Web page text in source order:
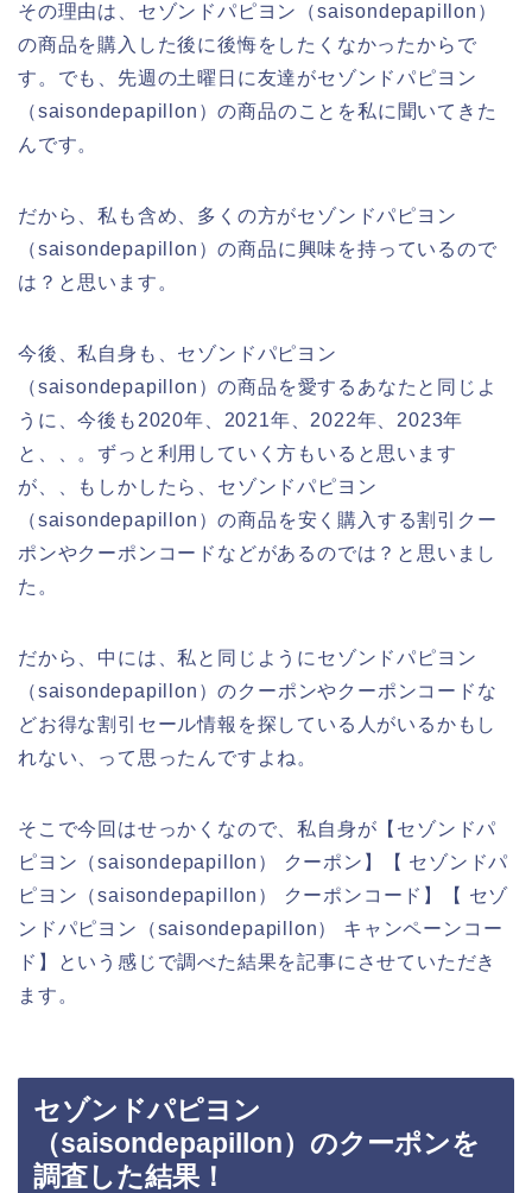
その理由は、セゾンドパピヨン（saisondepapillon）
の商品を購入した後に後悔をしたくなかったからで
す。でも、先週の土曜日に友達がセゾンドパピヨン
（saisondepapillon）の商品のことを私に聞いてきた
んです。
だから、私も含め、多くの方がセゾンドパピヨン
（saisondepapillon）の商品に興味を持っているので
は？と思います。
今後、私自身も、セゾンドパピヨン
（saisondepapillon）の商品を愛するあなたと同じよ
うに、今後も2020年、2021年、2022年、2023年
と、、。ずっと利用していく方もいると思います
が、、もしかしたら、セゾンドパピヨン
（saisondepapillon）の商品を安く購入する割引クー
ポンやクーポンコードなどがあるのでは？と思いまし
た。
だから、中には、私と同じようにセゾンドパピヨン
（saisondepapillon）のクーポンやクーポンコードな
どお得な割引セール情報を探している人がいるかもし
れない、って思ったんですよね。
そこで今回はせっかくなので、私自身が【セゾンドパ
ピヨン（saisondepapillon） クーポン】【 セゾンドパ
ピヨン（saisondepapillon） クーポンコード】【 セゾ
ンドパピヨン（saisondepapillon） キャンペーンコー
ド】という感じで調べた結果を記事にさせていただき
ます。
セゾンドパピヨン
（saisondepapillon）のクーポンを
調査した結果！